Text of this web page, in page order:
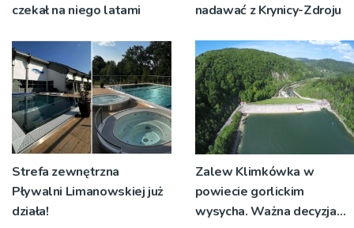
czekał na niego latami
nadawać z Krynicy-Zdroju
Strefa zewnętrzna
Pływalni Limanowskiej już
działa!
Zalew Klimkówka w
powiecie gorlickim
wysycha. Ważna decyzja